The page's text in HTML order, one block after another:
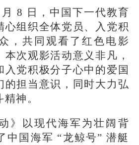
8 日，中国下一代教育
心组织全体党员、入党积
，共同观看了红色电影
本次观影活动意义非凡，
入党积极分子心中的爱国
的担当意识，同时大力弘
神。
以现代海军为壮阔背
中国海军 “龙鲸号” 潜艇